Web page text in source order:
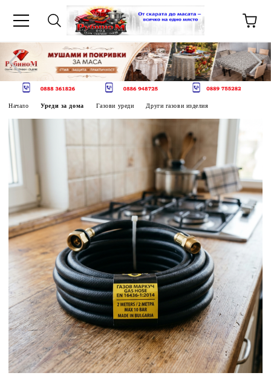
Начало Уреди за дома Газови уреди Други газови изделия